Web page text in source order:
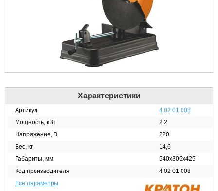
Характеристики
Артикул
4 02 01 008
Мощность, кВт
2.2
Напряжение, В
220
Вес, кг
14,6
Габариты, мм
540x305x425
Код производителя
4 02 01 008
Все параметры